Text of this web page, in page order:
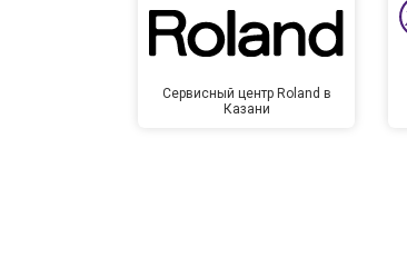
Сервисный центр Roland в
Казани